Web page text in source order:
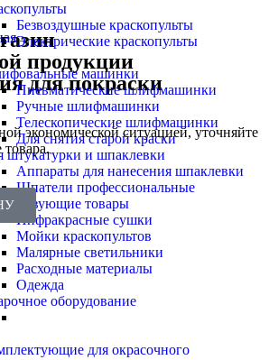
продукции
для покраски
Безвоздушные краскопульты
Электрические краскопульты
машинки
Пневматические шлифмашинки
Ручные шлифмашинки
Телескопические шлифмашинки
Для снятия старой краски
штукатурки и шпаклевки
Аппараты для нанесения шпаклевки
Шпатели профессиональные
товары
Инфракрасные сушки
Мойки краскопультов
Малярные светильники
Расходные материалы
Одежда
оборудование
для окрасочного
экономической ситуацией, уточняйте
товара.